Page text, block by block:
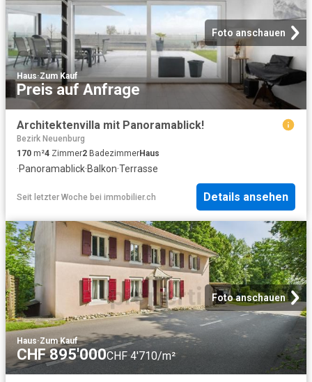
Foto anschauen
Haus·Zum Kauf
Preis auf Anfrage
Architektenvilla mit Panoramablick!
Bezirk Neuenburg
170 m²4 Zimmer2 BadezimmerHaus
·Panoramablick·Balkon·Terrasse
Seit letzter Woche bei immobilier.ch Details ansehen
Foto anschauen
Haus·Zum Kauf
CHF 895'000CHF 4'710/m²